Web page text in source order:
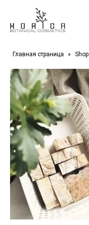
Главная страница » Shop